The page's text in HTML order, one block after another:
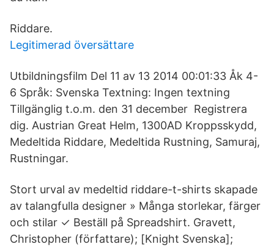
Riddare.
Legitimerad översättare
Utbildningsfilm Del 11 av 13 2014 00:01:33 Åk 4-
6 Språk: Svenska Textning: Ingen textning
Tillgänglig t.o.m. den 31 december Registrera
dig. Austrian Great Helm, 1300AD Kroppsskydd,
Medeltida Riddare, Medeltida Rustning, Samuraj,
Rustningar.
Stort urval av medeltid riddare-t-shirts skapade
av talangfulla designer » Många storlekar, färger
och stilar ✓ Beställ på Spreadshirt. Gravett,
Christopher (författare); [Knight Svenska];